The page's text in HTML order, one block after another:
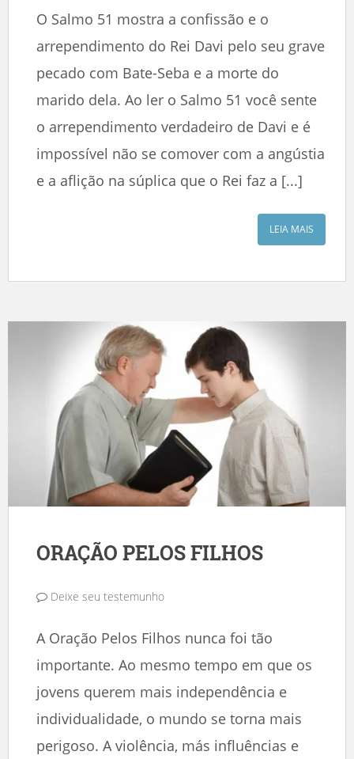
O Salmo 51 mostra a confissão e o
arrependimento do Rei Davi pelo seu grave
pecado com Bate-Seba e a morte do
marido dela. Ao ler o Salmo 51 você sente
o arrependimento verdadeiro de Davi e é
impossível não se comover com a angústia
e a aflição na súplica que o Rei faz a [...]
LEIA MAIS
ORAÇÃO PELOS FILHOS
Deixe seu testemunho
A Oração Pelos Filhos nunca foi tão
importante. Ao mesmo tempo em que os
jovens querem mais independência e
individualidade, o mundo se torna mais
perigoso. A violência, más influências e